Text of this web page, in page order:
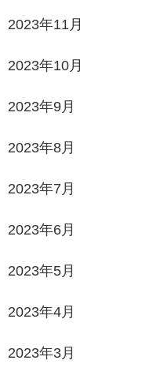
2023年11月
2023年10月
2023年9月
2023年8月
2023年7月
2023年6月
2023年5月
2023年4月
2023年3月